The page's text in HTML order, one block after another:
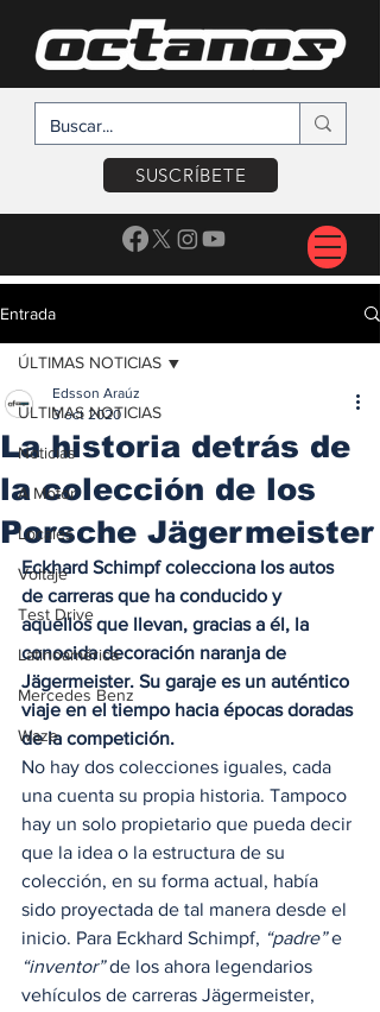
SUSCRÍBETE
Entrada
ÚLTIMAS NOTICIAS
Noticias
A Motor
Locales
Voltaje
Test Drive
Latinoamérica
Mercedes Benz
Waze
ÚLTIMAS NOTICIAS
La historia detrás de
la colección de los
Porsche Jägermeister
Edsson Araúz
3 oct 2020
Eckhard Schimpf colecciona los autos
de carreras que ha conducido y
aquellos que llevan, gracias a él, la
conocida decoración naranja de
Jägermeister. Su garaje es un auténtico
viaje en el tiempo hacia épocas doradas
de la competición.
No hay dos colecciones iguales, cada
una cuenta su propia historia. Tampoco
hay un solo propietario que pueda decir
que la idea o la estructura de su
colección, en su forma actual, había
sido proyectada de tal manera desde el
inicio. Para Eckhard Schimpf, “padre” e
“inventor” de los ahora legendarios
vehículos de carreras Jägermeister,